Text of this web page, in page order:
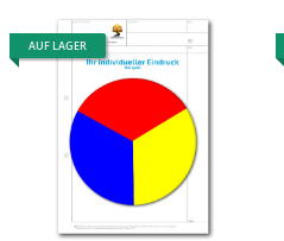
AUF LAGER